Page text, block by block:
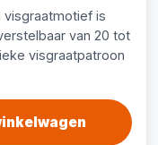
visgraatmotief is
van 20 tot
visgraatpatroon